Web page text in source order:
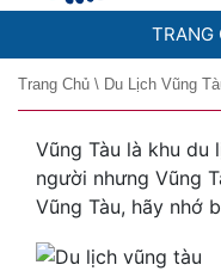
TRANG
Trang Chủ \ Du Lịch Vũng
Vũng Tàu là khu du
người nhưng Vũng
Vũng Tàu, hãy nhớ